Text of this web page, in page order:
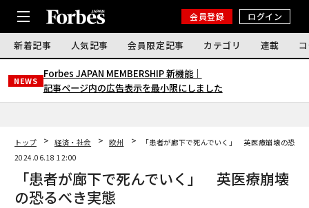
会員登録 ログイン
新着記事 人気記事 会員限定記事 カテゴリ 連載
NEWS
Forbes JAPAN MEMBERSHIP 新機能｜
記事ページ内の広告表示を最小限にしました
トップ 経済・社会 欧州
「患者が廊下で死んでいく」 英医療崩壊の恐る
2024.06.18 12:00
「患者が廊下で死んでいく」 英医療崩壊
の恐るべき実態